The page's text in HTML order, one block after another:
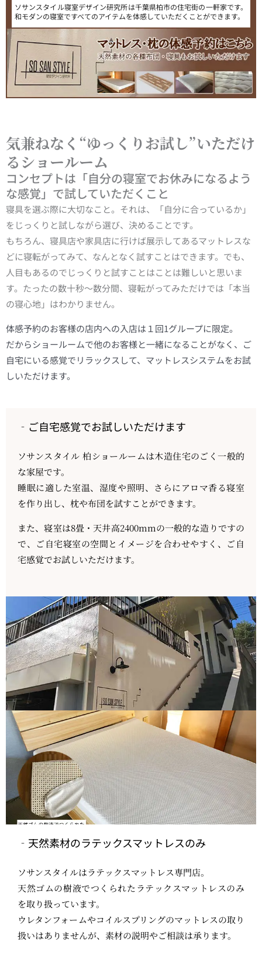
ソサンスタイル寝室デザイン研究所は千葉県柏市の住宅街の一軒家です。
和モダンの寝室ですべてのアイテムを体感していただくことができます。
気兼ねなく“ゆっくりお試し”いただけ
るショールーム
コンセプトは「自分の寝室でお休みになるよう
な感覚」で試していただくこと
寝具を選ぶ際に大切なこと。それは、「自分に合っているか」
をじっくりと試しながら選び、決めることです。
もちろん、寝具店や家具店に行けば展示してあるマットレスな
どに寝転がってみて、なんとなく試すことはできます。でも、
人目もあるのでじっくりと試すことはことは難しいと思いま
す。たったの数十秒～数分間、寝転がってみただけでは「本当
の寝心地」はわかりません。
体感予約のお客様の店内への入店は１回1グループに限定。
だからショールームで他のお客様と一緒になることがなく、ご
自宅にいる感覚でリラックスして、マットレスシステムをお試
しいただけます。
ご自宅感覚でお試しいただけます
ソサンスタイル 柏ショールームは木造住宅のごく一般的
な家屋です。
睡眠に適した室温、湿度や照明、さらにアロマ香る寝室
を作り出し、枕や布団を試すことができます。
また、寝室は8畳・天井高2400mmの一般的な造りですの
で、ご自宅寝室の空間とイメージを合わせやすく、ご自
宅感覚でお試しいただけます。
天然素材のラテックスマットレスのみ
ソサンスタイルはラテックスマットレス専門店。
天然ゴムの樹液でつくられたラテックスマットレスのみ
を取り扱っています。
ウレタンフォームやコイルスプリングのマットレスの取り
扱いはありませんが、素材の説明やご相談は承ります。